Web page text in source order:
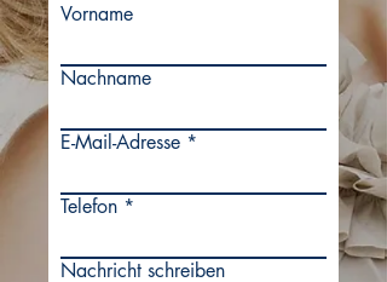
Vorname
Nachname
E-Mail-Adresse
Telefon
Nachricht schreiben